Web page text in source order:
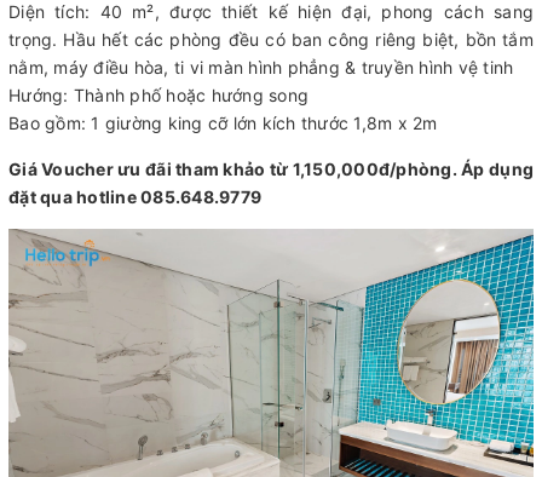
Diện tích: 40 m², được thiết kế hiện đại, phong cách sang
trọng. Hầu hết các phòng đều có ban công riêng biệt, bồn tắm
nằm, máy điều hòa, ti vi màn hình phẳng & truyền hình vệ tinh
Hướng: Thành phố hoặc hướng song
Bao gồm: 1 giường king cỡ lớn kích thước 1,8m x 2m
Giá Voucher ưu đãi tham khảo từ 1,150,000đ/phòng. Áp dụng
đặt qua hotline 085.648.9779